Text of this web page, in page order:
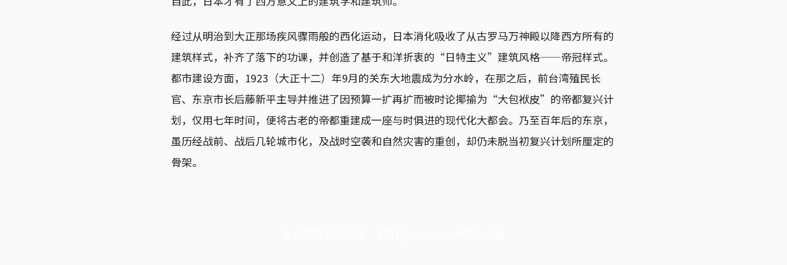
经过从明治到大正那场疾风骤雨般的西化运动，日本消化吸收了从古罗马万神殿以降西方所有的
建筑样式，补齐了落下的功课，并创造了基于和洋折衷的“日特主义”建筑风格——帝冠样式。
都市建设方面，1923（大正十二）年9月的关东大地震成为分水岭，在那之后，前台湾殖民长
官、东京市长后藤新平主导并推进了因预算一扩再扩而被时论揶揄为“大包袱皮”的帝都复兴计
划，仅用七年时间，便将古老的帝都重建成一座与时俱进的现代化大都会。乃至百年后的东京，
虽历经战前、战后几轮城市化，及战时空袭和自然灾害的重创，却仍未脱当初复兴计划所厘定的
骨架。